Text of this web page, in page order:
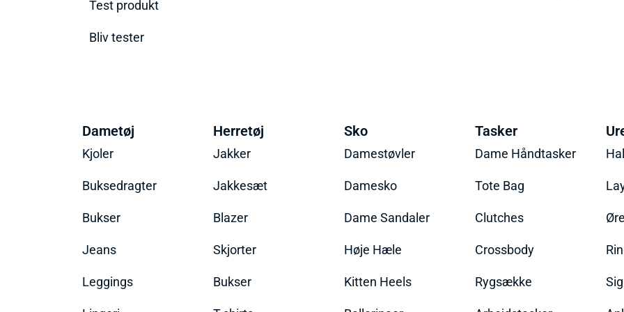
Test produkt
Bliv tester
Dametøj
Kjoler
Buksedragter
Bukser
Jeans
Leggings
Herretøj
Jakker
Jakkesæt
Blazer
Skjorter
Bukser
Sko
Damestøvler
Damesko
Dame Sandaler
Høje Hæle
Kitten Heels
Tasker
Dame Håndtasker
Tote Bag
Clutches
Crossbody
Rygsække